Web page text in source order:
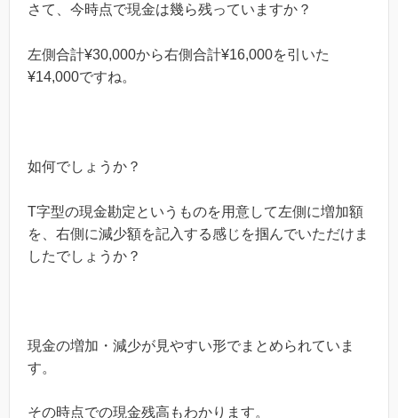
さて、今時点で現金は幾ら残っていますか？
左側合計¥30,000から右側合計¥16,000を引いた
¥14,000ですね。
如何でしょうか？
T字型の現金勘定というものを用意して左側に増加額
を、右側に減少額を記入する感じを掴んでいただけま
したでしょうか？
現金の増加・減少が見やすい形でまとめられていま
す。
その時点での現金残高もわかります。